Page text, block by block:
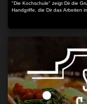
"Die Kochschule" zeigt Dir die
Handgriffe, die Dir das Arbeiten